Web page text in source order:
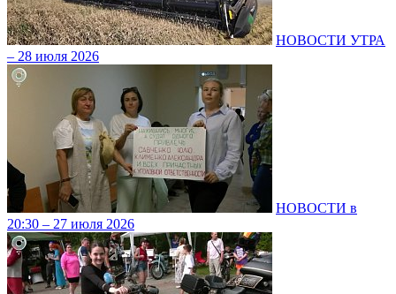
НОВОСТИ УТРА
– 28 июля 2026
НОВОСТИ в
20:30 – 27 июля 2026